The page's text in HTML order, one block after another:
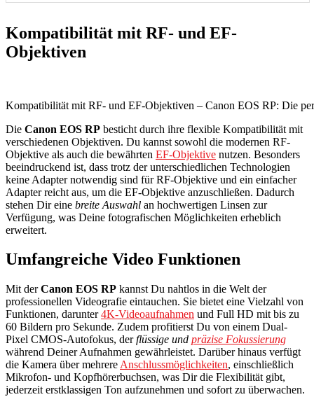
Kompatibilität mit RF- und EF-
Objektiven
Kompatibilität mit RF- und EF-Objektiven – Canon EOS RP: Die
Die Canon EOS RP besticht durch ihre flexible Kompatibilität mit
verschiedenen Objektiven. Du kannst sowohl die modernen RF-
Objektive als auch die bewährten EF-Objektive nutzen. Besonders
beeindruckend ist, dass trotz der unterschiedlichen Technologien
keine Adapter notwendig sind für RF-Objektive und ein einfacher
Adapter reicht aus, um die EF-Objektive anzuschließen. Dadurch
stehen Dir eine breite Auswahl an hochwertigen Linsen zur
Verfügung, was Deine fotografischen Möglichkeiten erheblich
erweitert.
Umfangreiche Video Funktionen
Mit derCanon EOS RP kannst Du nahtlos in die Welt der
professionellen Videografie eintauchen. Sie bietet eine Vielzahl von
Funktionen, darunter4K-Videoaufnahmen und Full HD mit bis zu
60 Bildern pro Sekunde. Zudem profitierst Du von einem Dual-
Pixel CMOS-Autofokus, derflüssige und präzise Fokussierung
während Deiner Aufnahmen gewährleistet. Darüber hinaus verfügt
die Kamera über mehrere Anschlussmöglichkeiten, einschließlich
Mikrofon- und Kopfhörerbuchsen, was Dir die Flexibilität gibt,
jederzeit erstklassigen Ton aufzunehmen und sofort zu überwachen.